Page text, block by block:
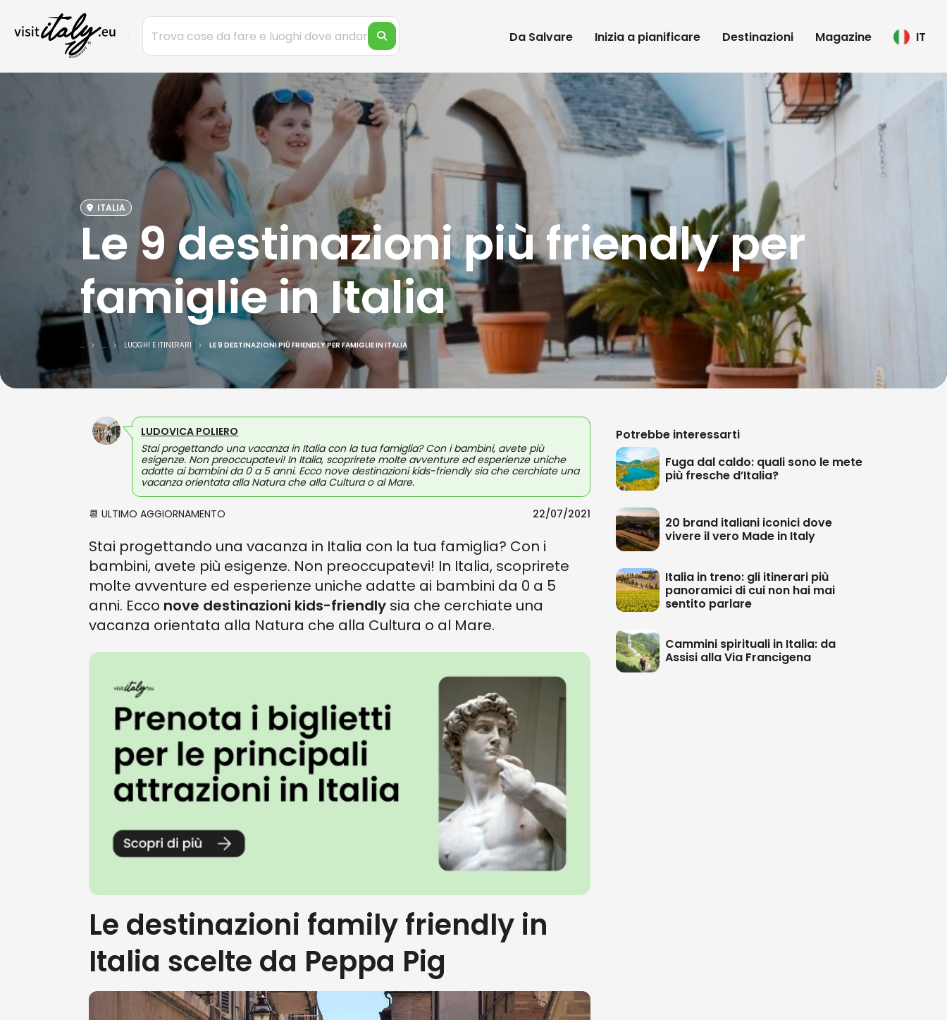
Da Salvare Inizia a pianificare Destinazioni Magazine IT
ITALIA
Le 9 destinazioni più friendly per
famiglie in Italia
... ... LUOGHI E ITINERARI LE 9 DESTINAZIONI PIÙ FRIENDLY PER FAMIGLIE IN ITALIA
LUDOVICA POLIERO
Stai progettando una vacanza in Italia con la tua famiglia? Con i bambini, avete più
esigenze. Non preoccupatevi! In Italia, scoprirete molte avventure ed esperienze uniche
adatte ai bambini da 0 a 5 anni. Ecco nove destinazioni kids-friendly sia che cerchiate una
vacanza orientata alla Natura che alla Cultura o al Mare.
📆 ULTIMO AGGIORNAMENTO 22/07/2021
Stai progettando una vacanza in Italia con la tua famiglia? Con i
bambini, avete più esigenze. Non preoccupatevi! In Italia, scoprirete
molte avventure ed esperienze uniche adatte ai bambini da 0 a 5
anni. Ecco nove destinazioni kids-friendly sia che cerchiate una
vacanza orientata alla Natura che alla Cultura o al Mare.
Le destinazioni family friendly in
Italia scelte da Peppa Pig
Potrebbe interessarti
Fuga dal caldo: quali sono le mete
più fresche d’Italia?
20 brand italiani iconici dove
vivere il vero Made in Italy
Italia in treno: gli itinerari più
panoramici di cui non hai mai
sentito parlare
Cammini spirituali in Italia: da
Assisi alla Via Francigena